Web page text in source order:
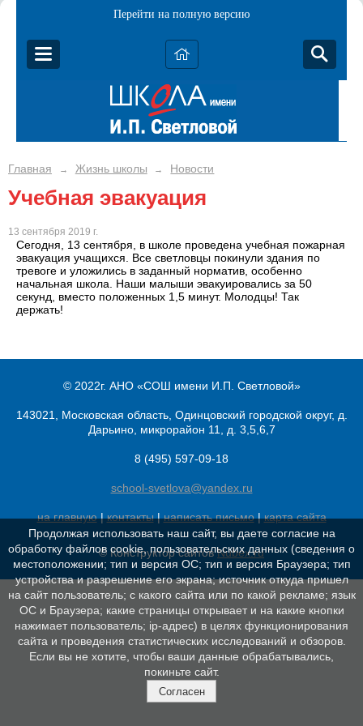
Перейти на полную версию
Главная → Жизнь школы → Новости
Учебная эвакуация
13 сентября 2019 г.
Сегодня, 13 сентября, в школе проведена учебная пожарная
эвакуация учащихся. Все светловцы покинули здания по
тревоге и уложились в заданный норматив, особенно
начальная школа. Наши малыши эвакуировались за 50
секунд, вместо положенных 1,5 минут. Молодцы! Так
держать!
© 2022г. АНО «СОШ имени И.П. Светловой»
143021, Московская область, Одинцовский городской округ, д.
Дарьино, микрорайон 11, д. 3,5,6,7
8 (495) 597-09-18
school-svetlova@yandex.ru
на главную|контакты|написать письмо|карта сайта
© Конструктор сайтовNubex.ru
Продолжая использовать наш сайт, вы даете согласие на
обработку файлов cookie, пользовательских данных (сведения о
местоположении; тип и версия ОС; тип и версия Браузера; тип
устройства и разрешение его экрана; источник откуда пришел
на сайт пользователь; с какого сайта или по какой рекламе; язык
ОС и Браузера; какие страницы открывает и на какие кнопки
нажимает пользователь; ip-адрес) в целях функционирования
сайта и проведения статистических исследований и обзоров.
Если вы не хотите, чтобы ваши данные обрабатывались,
покиньте сайт.
Согласен